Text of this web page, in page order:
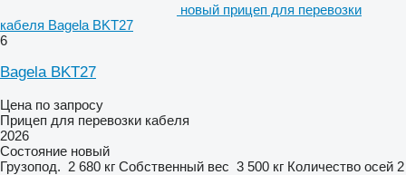
новый прицеп для перевозки
кабеля Bagela BKT27
6
Bagela BKT27
Цена по запросу
Прицеп для перевозки кабеля
2026
Состояние новый
Грузопод. 2 680 кг Собственный вес 3 500 кг Количество осей 2